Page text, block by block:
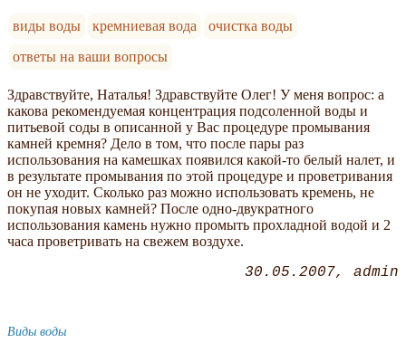
виды воды кремниевая вода
очистка воды
ответы на ваши вопросы
Здравствуйте, Наталья! Здравствуйте Олег! У меня вопрос: а
какова рекомендуемая концентрация подсоленной воды и
питьевой соды в описанной у Вас процедуре промывания
камней кремня? Дело в том, что после пары раз
использования на камешках появился какой-то белый налет, и
в результате промывания по этой процедуре и проветривания
он не уходит. Сколько раз можно использовать кремень, не
покупая новых камней? После одно-двукратного
использования камень нужно промыть прохладной водой и 2
часа проветривать на свежем воздухе.
30.05.2007 admin
Виды воды